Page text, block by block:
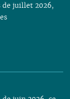
de juillet 2026,